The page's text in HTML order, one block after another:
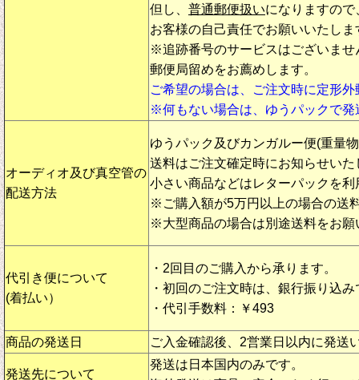
但し、 普通郵便扱いになりますの
お客様の自己責任でお願いいたしま
※追跡番号のサービスはございませ
郵便局留めをお薦めします。
ご希望の場合は、ご注文時に定形
※何もない場合は、ゆうパックで発
オーディオ及び真空管の
配送方法
ゆうパック及びカンガルー便(重量
送料はご注文確定時にお知らせいた
小さい商品などはレターパックを利
※ご購入額が5万円以上の場合の送
※大型商品の場合は別途送料をお願
代引き便について
(着払い）
・2回目のご購入から承ります。
・初回のご注文時は、銀行振り込
・代引手数料：￥493
商品の発送日 ご入金確認後、2営業日以内に発送
発送先について
発送は日本国内のみです。